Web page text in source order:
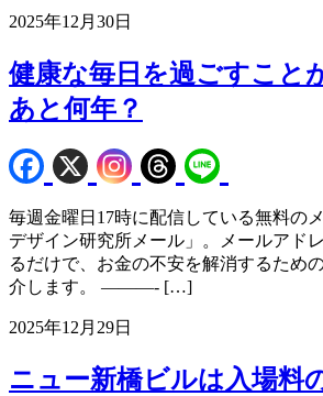
2025年12月30日
健康な毎日を過ごすこと
あと何年？
毎週金曜日17時に配信している無料の
デザイン研究所メール」。メールアド
るだけで、お金の不安を解消するため
介します。 ———- […]
2025年12月29日
ニュー新橋ビルは入場料